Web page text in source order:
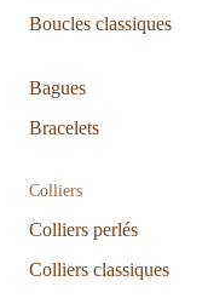
Boucles classiques
Bagues
Bracelets
Colliers
Colliers perlés
Colliers classiques